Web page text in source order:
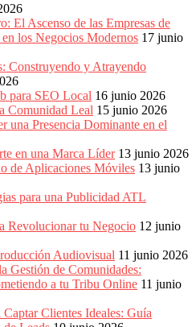
El Ascenso de las Empresas de
los Negocios Modernos 17 junio
Construyendo y Atrayendo
para SEO Local 16 junio 2026
Comunidad Leal 15 junio 2026
una Presencia Dominante en el
en una Marca Líder 13 junio 2026
de Aplicaciones Móviles 13 junio
para una Publicidad ATL
Revolucionar tu Negocio 12 junio
Audiovisual 11 junio 2026
Gestión de Comunidades:
a tu Tribu Online 11 junio
Clientes Ideales: Guía